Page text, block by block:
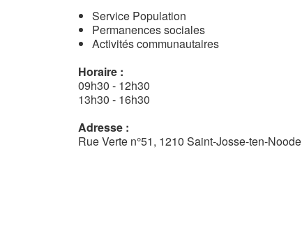
Service Population
Permanences sociales
Activités communautaires
Horaire :
09h30 - 12h30
13h30 - 16h30
Adresse :
Rue Verte n°51, 1210 Saint-Josse-ten-Noode